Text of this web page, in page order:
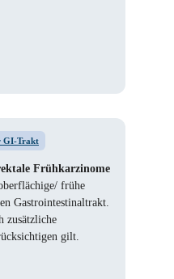
GI-Trakt
Frühkarzinome
frühe
Gastrointestinaltrakt.
zusätzliche
gilt.